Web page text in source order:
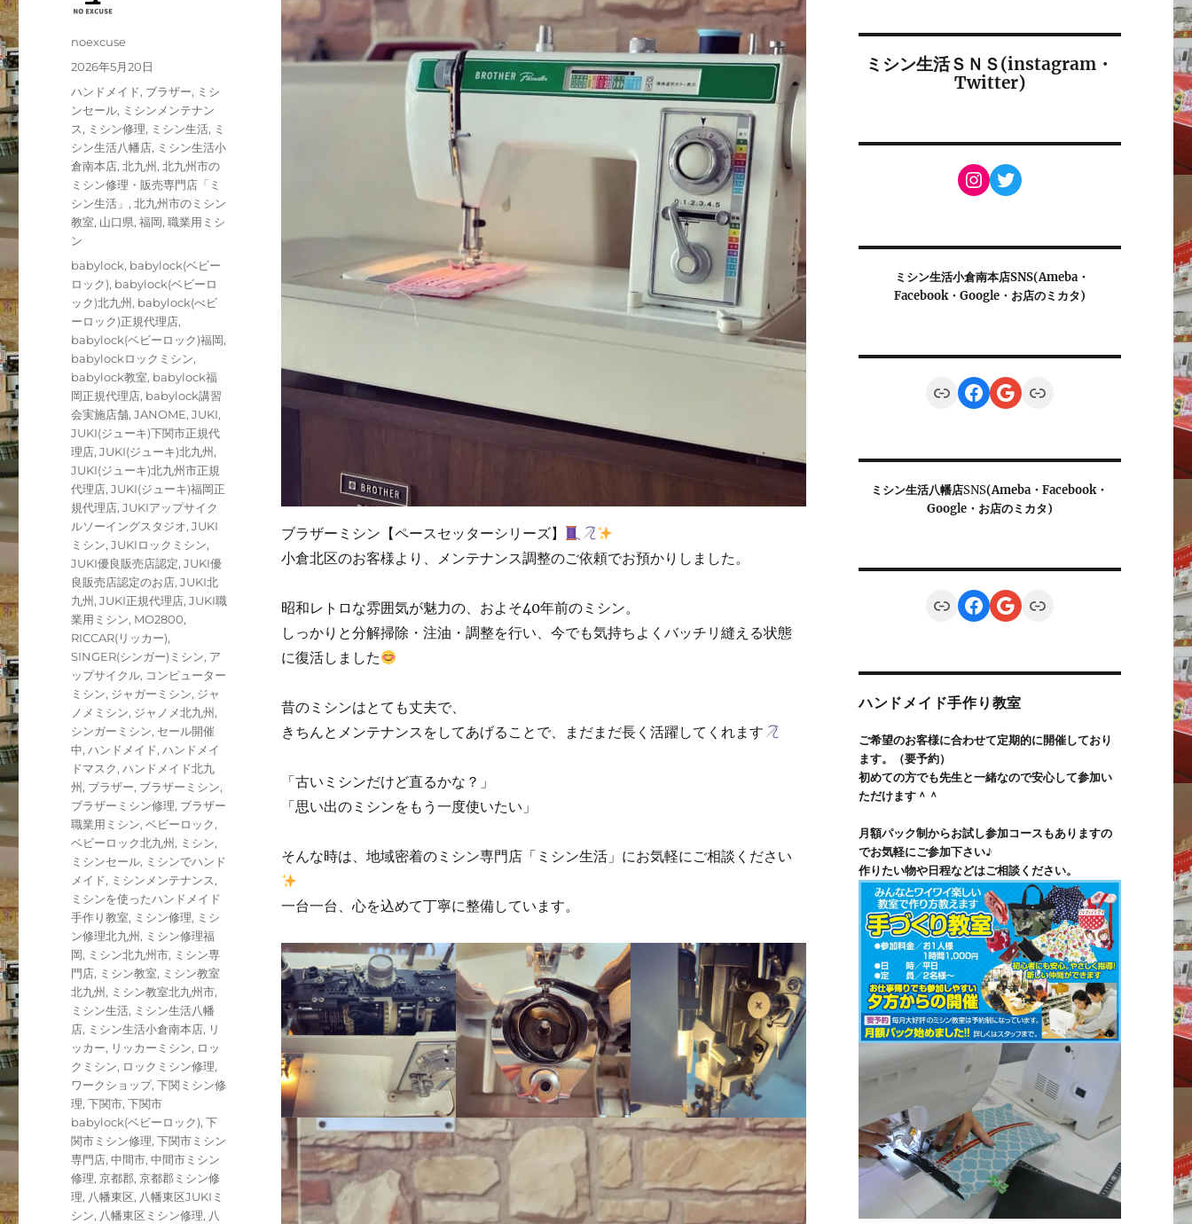
ブラザーミシン【ペースセッターシリーズ】
小倉北区のお客様より、メンテナンス調整のご依頼でお預かりしました。
昭和レトロな雰囲気が魅力の、およそ40年前のミシン。
しっかりと分解掃除・注油・調整を行い、今でも気持ちよくバッチリ縫える状態
に復活しました
昔のミシンはとても丈夫で、
きちんとメンテナンスをしてあげることで、まだまだ長く活躍してくれます
「古いミシンだけど直るかな？」
「思い出のミシンをもう一度使いたい」
そんな時は、地域密着のミシン専門店「ミシン生活」にお気軽にご相談ください
一台一台、心を込めて丁寧に整備しています。
投
稿
noexcuse
投
日:
2026年5月20日
カ
テ
ゴ
リ
ー
ハンドメイド, ブラザー, ミシ
ンセール, ミシンメンテナン
ス, ミシン修理, ミシン生活, ミ
シン生活八幡店, ミシン生活小
倉南本店,北九州,北九州市の
ミシン修理・販売専門店「ミ
シン生活」,北九州市のミシン
教室, 山口県,福岡,職業用ミシ
ン
タ
グ
babylock, babylock(ベビー
ロック), babylock(ベビーロ
ック)北九州, babylock(べビ
ーロック)正規代理店,
babylock(ベビーロック)福岡,
babylockロックミシン,
babylock教室, babylock福
岡正規代理店, babylock講習
会実施店舗,JANOME,JUKI,
JUKI(ジューキ)下関市正規代
理店,JUKI(ジューキ)北九州,
JUKI(ジューキ)北九州市正規
代理店,JUKI(ジューキ)福岡正
規代理店,JUKIアップサイク
ルソーイングスタジオ,JUKI
ミシン,JUKIロックミシン,
JUKI優良販売店認定,JUKI優
良販売店認定のお店,JUKI北
九州,JUKI正規代理店,JUKI職
業用ミシン, MO2800,
RICCAR(リッカー),
SINGER(シンガー)ミシン, ア
ップサイクル, コンピューター
ミシン, ジャガーミシン, ジャ
ノメミシン, ジャノメ北九州,
シンガーミシン, セール開催
中,ハンドメイド,ハンドメイ
ドマスク,ハンドメイド北九
州, ブラザー, ブラザーミシン,
ブラザーミシン修理, ブラザー
職業用ミシン,ベビーロック,
ベビーロック北九州, ミシン,
ミシンセール, ミシンでハンド
メイド, ミシンメンテナンス,
ミシンを使ったハンドメイド
手作り教室, ミシン修理, ミシ
ン修理北九州, ミシン修理福
岡, ミシン北九州市, ミシン専
門店, ミシン教室, ミシン教室
北九州, ミシン教室北九州市,
ミシン生活, ミシン生活八幡
店, ミシン生活小倉南本店, リ
ッカー, リッカーミシン, ロッ
クミシン, ロックミシン修理,
ワークショップ,下関ミシン修
理,下関市,下関市
babylock(ベビーロック),下
関市ミシン修理,下関市ミシン
専門店,中間市,中間市ミシン
修理,京都郡,京都郡ミシン修
理, 八幡東区, 八幡東区JUKIミ
シン, 八幡東区ミシン修理, 八
ミシン生活ＳＮＳ(instagram・
Twitter)
Instagram
Twitter
ミシン生活小倉南本店SNS(Ameba・
Facebook・Google・お店のミカタ)
LinkFacebook
Google
Link
ミシン生活八幡店SNS(Ameba・Facebook・
Google・お店のミカタ)
LinkFacebook
Google
Link
ハンドメイド手作り教室
ご希望のお客様に合わせて定期的に開催しており
ます。（要予約）
初めての方でも先生と一緒なので安心して参加い
ただけます＾＾
月額パック制からお試し参加コースもありますの
でお気軽にご参加下さい♪
作りたい物や日程などはご相談ください。